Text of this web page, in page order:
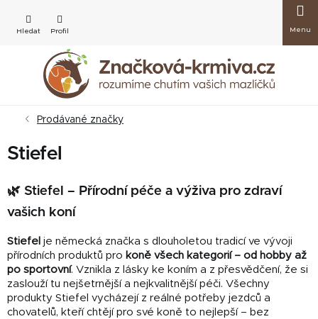
obsah
košík
Prodávané značky
Stiefel
🌿 Stiefel – Přírodní péče a výživa pro zdraví
vašich koní
Stiefel je německá značka s dlouholetou tradicí ve vývoji
přírodních produktů pro koně všech kategorií – od hobby až
po sportovní. Vznikla z lásky ke koním a z přesvědčení, že si
zaslouží tu nejšetrnější a nejkvalitnější péči. Všechny
produkty Stiefel vycházejí z reálné potřeby jezdců a
chovatelů, kteří chtějí pro své koně to nejlepší – bez